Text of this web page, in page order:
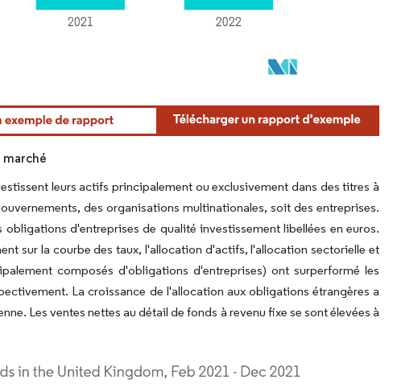
marché
leurs actifs principalement ou exclusivement dans des titres à
des organisations multinationales, soit des entreprises.
d'entreprises de qualité investissement libellées en euros.
sur la courbe des taux, l'allocation d'actifs, l'allocation sectorielle et
composés d'obligations d'entreprises) ont surperformé les
La croissance de l'allocation aux obligations étrangères a
Les ventes nettes au détail de fonds à revenu fixe se sont élevées à